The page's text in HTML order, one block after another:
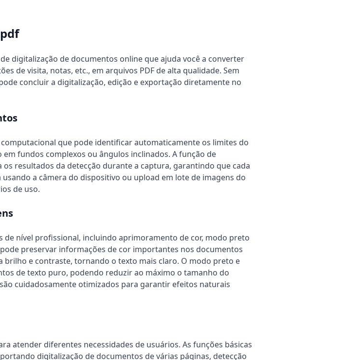
photo to pdf, scan documents to pdf, free pdf scanner, mobile scanner, camera scanner,
digitalização de documentos online que ajuda você a converter
de visita, notas, etc., em arquivos PDF de alta qualidade. Sem
concluir a digitalização, edição e exportação diretamente no
que pode identificar automaticamente os limites do
fundos complexos ou ângulos inclinados. A função de
resultados da detecção durante a captura, garantindo que cada
a câmera do dispositivo ou upload em lote de imagens do
de uso.
nível profissional, incluindo aprimoramento de cor, modo preto
preservar informações de cor importantes nos documentos
brilho e contraste, tornando o texto mais claro. O modo preto e
de texto puro, podendo reduzir ao máximo o tamanho do
cuidadosamente otimizados para garantir efeitos naturais
atender diferentes necessidades de usuários. As funções básicas
digitalização de documentos de várias páginas, detecção